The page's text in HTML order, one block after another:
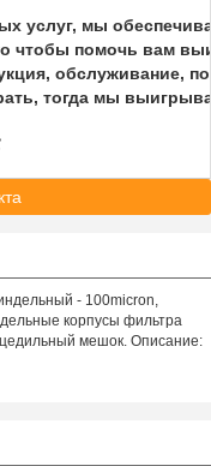
услуг, мы
чтобы помочь вам
обслуживание,
тогда мы
- 100micron,
корпусы фильтра
мешок. Описание: